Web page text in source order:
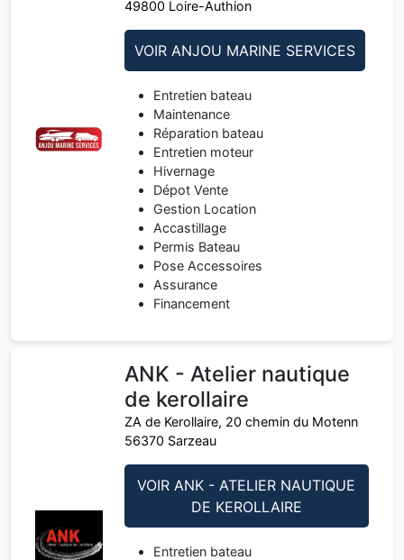
49800 Loire-Authion
VOIR ANJOU MARINE SERVICES
Entretien bateau
Maintenance
Réparation bateau
Entretien moteur
Hivernage
Dépot Vente
Gestion Location
Accastillage
Permis Bateau
Pose Accessoires
Assurance
Financement
ANK - Atelier nautique
de kerollaire
ZA de Kerollaire, 20 chemin du Motenn
56370 Sarzeau
VOIR ANK - ATELIER NAUTIQUE
DE KEROLLAIRE
Entretien bateau